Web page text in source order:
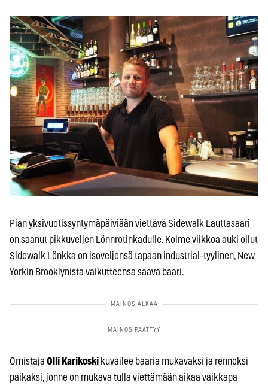
Pian yksivuotissyntymäpäiviään viettävä Sidewalk Lauttasaari
on saanut pikkuveljen Lönnrotinkadulle. Kolme viikkoa auki ollut
Sidewalk Lönkka on isoveljensä tapaan industrial-tyylinen, New
Yorkin Brooklynista vaikutteensa saava baari.
Omistaja Olli Karikoski kuvailee baaria mukavaksi ja rennoksi
paikaksi, jonne on mukava tulla viettämään aikaa vaikkapa